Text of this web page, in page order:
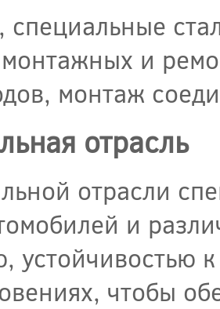
специальные
и
монтаж
отрасль
отрасли
и
устойчивостью
чтобы